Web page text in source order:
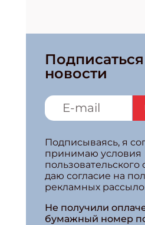
новости
Подписываясь, я
принимаю условия
даю согласие на
рекламных
Не получили
бумажный номер